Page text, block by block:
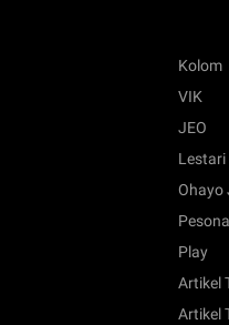
Kolom
VIK
JEO
Lestari
Ohayo
Play
Artikel
Artikel